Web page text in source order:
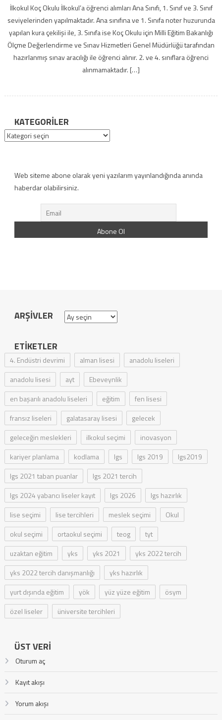
İlkokul Koç Okulu İlkokul’a öğrenci alımları Ana Sınıfı, 1. Sınıf ve 3. Sınıf
seviyelerinden yapılmaktadır. Ana sınıfına ve 1. Sınıfa noter huzurunda
yapılan kura çekilişi ile, 3. Sınıfa ise Koç Okulu için Milli Eğitim Bakanlığı
Ölçme Değerlendirme ve Sınav Hizmetleri Genel Müdürlüğü tarafından
hazırlanmış sınav aracılığı ile öğrenci alınır. 2. ve 4. sınıflara öğrenci
alınmamaktadır. […]
KATEGORILER
Kategoriler
Web siteme abone olarak yeni yazılarım yayınlandığında anında
haberdar olabilirsiniz.
ARŞIVLER Arşivler
ETIKETLER
4. Endüstri devrimi alman lisesi
anadolu liseleri
anadolu lisesi
ayt
Ebeveynlik
en başarılı anadolu liseleri
eğitim
fen lisesi
fransız liseleri
galatasaray lisesi
gelecek
geleceğin meslekleri
ilkokul seçimi
inovasyon
kariyer planlama
kodlama lgs lgs 2019
lgs2019
lgs 2021 taban puanlar
lgs 2021 tercih
lgs 2024 yabancı liseler kayıt
lgs 2026
lgs hazırlık
lise seçimi
lise tercihleri meslek seçimi
Okul
okul seçimi
ortaokul seçimi teog
tyt
uzaktan eğitim
yks yks 2021
yks 2022 tercih
yks 2022 tercih danışmanlığı
yks hazırlık
yurt dışında eğitim
yök yüz yüze eğitim
ösym
özel liseler
üniversite tercihleri
ÜST VERI
Oturum aç
Kayıt akışı
Yorum akışı